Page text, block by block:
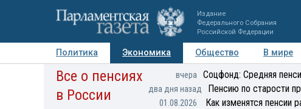
Издание
Федерального Собрания
Российской Федерации
Политика Экономика Общество В мире
Авторы Персоны Мнения Регионы
Все о пенсиях
в России
вчера Соцфонд: Средняя
два дня назад Пенсию по старости
01.08.2026 Как изменятся пенсии